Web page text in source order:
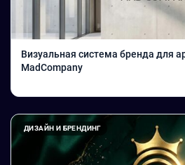
Визуальная система бренда для
MadCompany
ДИЗАЙН И БРЕНДИНГ